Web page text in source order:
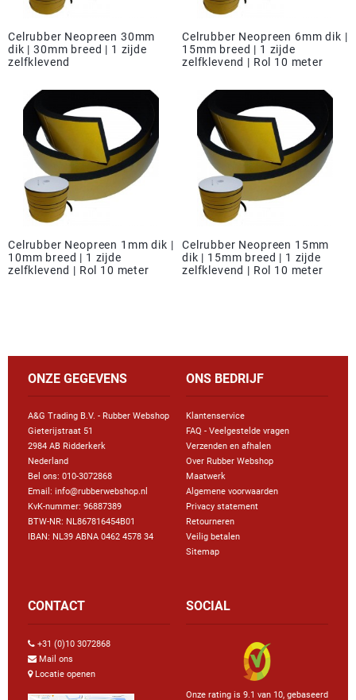
Celrubber Neopreen 30mm
dik | 30mm breed | 1 zijde
zelfklevend
Celrubber Neopreen 6mm dik |
15mm breed | 1 zijde
zelfklevend | Rol 10 meter
Celrubber Neopreen 1mm dik |
10mm breed | 1 zijde
zelfklevend | Rol 10 meter
Celrubber Neopreen 15mm
dik | 15mm breed | 1 zijde
zelfklevend | Rol 10 meter
ONZE GEGEVENS
A&G Trading B.V. - Rubber Webshop
Gieterijstraat 51
2984 AB Ridderkerk
Nederland
Bel ons: 010-3072868
Email: info@rubberwebshop.nl
KvK-nummer: 96887389
BTW-NR: NL867816454B01
IBAN: NL39 ABNA 0462 4578 34
ONS BEDRIJF
Klantenservice
FAQ - Veelgestelde vragen
Verzenden en afhalen
Over Rubber Webshop
Maatwerk
Algemene voorwaarden
Privacy statement
Retourneren
Veilig betalen
Sitemap
CONTACT
+31 (0)10 3072868
Mail ons
Locatie openen
SOCIAL
Onze rating is 9.1 van 10, gebaseerd